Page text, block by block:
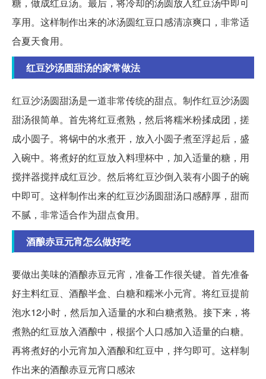
糖，做成红豆汤。最后，将冷却的汤圆放入红豆汤中即可
享用。这样制作出来的冰汤圆红豆口感清凉爽口，非常适
合夏天食用。
红豆沙汤圆甜汤的家常做法
红豆沙汤圆甜汤是一道非常传统的甜点。制作红豆沙汤圆
甜汤很简单。首先将红豆煮熟，然后将糯米粉揉成团，搓
成小圆子。将锅中的水煮开，放入小圆子煮至浮起后，盛
入碗中。将煮好的红豆放入料理杯中，加入适量的糖，用
搅拌器搅拌成红豆沙。然后将红豆沙倒入装有小圆子的碗
中即可。这样制作出来的红豆沙汤圆甜汤口感醇厚，甜而
不腻，非常适合作为甜点食用。
酒酿赤豆元宵怎么做好吃
要做出美味的酒酿赤豆元宵，准备工作很关键。首先准备
好主料红豆、酒酿半盒、白糖和糯米小元宵。将红豆提前
泡水12小时，然后加入适量的水和白糖煮熟。接下来，将
煮熟的红豆放入酒酿中，根据个人口感加入适量的白糖。
再将煮好的小元宵加入酒酿和红豆中，拌匀即可。这样制
作出来的酒酿赤豆元宵口感浓